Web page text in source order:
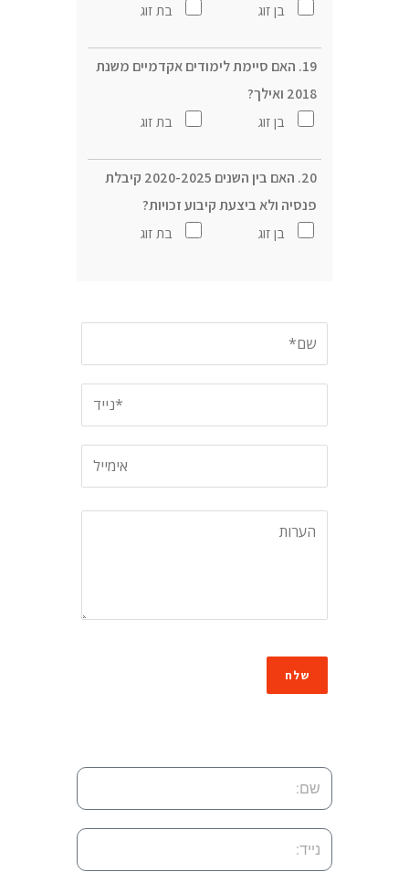
בן זוג
בת זוג
19. האם סיימת לימודים אקדמיים משנת
2018 ואילך?
בן זוג
בת זוג
20. האם בין השנים 2020-2025 קיבלת
פנסיה ולא ביצעת קיבוע זכויות?
בן זוג
בת זוג